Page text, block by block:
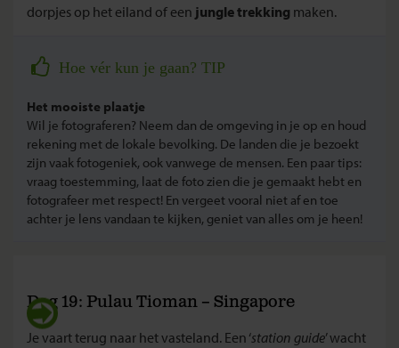
dorpjes op het eiland of een jungle trekking maken.
Hoe vér kun je gaan? TIP
Het mooiste plaatje
Wil je fotograferen? Neem dan de omgeving in je op en houd
rekening met de lokale bevolking. De landen die je bezoekt
zijn vaak fotogeniek, ook vanwege de mensen. Een paar tips:
vraag toestemming, laat de foto zien die je gemaakt hebt en
fotografeer met respect! En vergeet vooral niet af en toe
achter je lens vandaan te kijken, geniet van alles om je heen!
Dag 19: Pulau Tioman – Singapore
Je vaart terug naar het vasteland. Een ‘station guide’ wacht